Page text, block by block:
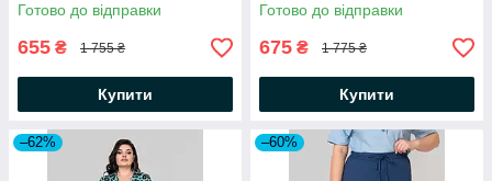
Готово до відправки
655 ₴ 1 755 ₴
Купити
Готово до відправки
675 ₴ 1 775 ₴
Купити
–62% –60%